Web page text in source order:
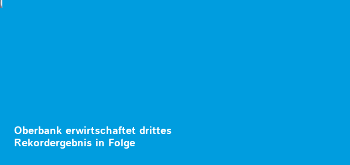
Oberbank erwirtschaftet drittes
Rekordergebnis in Folge